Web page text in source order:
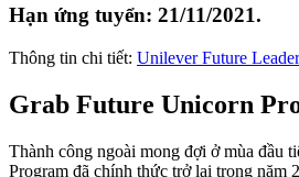
Hạn ứng tuyển: 21/11/2021.
Thông tin chi tiết: Unilever Future
Grab Future Unicorn
Thành công ngoài mong đợi ở mùa đầu
Program đã chính thức trở lại trong năm